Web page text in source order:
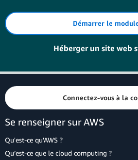
Démarrer le
Héberger un site web
Connectez-vous à la
Se renseigner sur AWS
Qu'est-ce qu'AWS ?
Qu’est-ce que le cloud computing ?